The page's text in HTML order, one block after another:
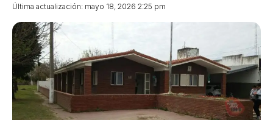
Última actualización: mayo 18, 2026 2:25 pm